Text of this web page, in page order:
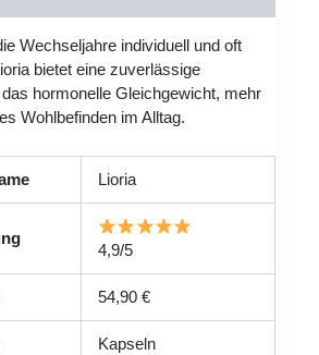
Wechseljahre individuell und oft
bietet eine zuverlässige
hormonelle Gleichgewicht, mehr
Wohlbefinden im Alltag.
Lioria
4,9/5
54,90 €
Kapseln